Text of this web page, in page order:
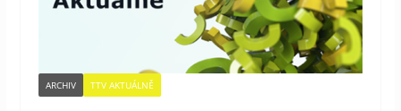
ARCHIV TTV AKTUÁLNĚ